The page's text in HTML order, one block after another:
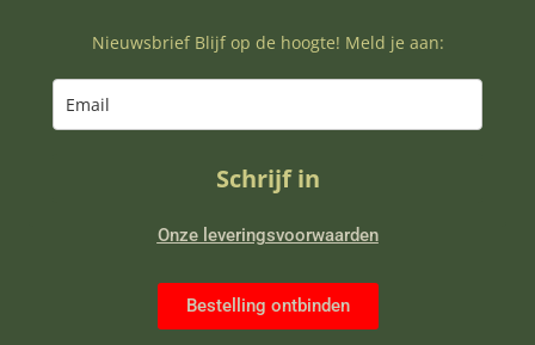
Nieuwsbrief Blijf op de hoogte! Meld je aan:
Schrijf in
Onze leveringsvoorwaarden
Bestelling ontbinden